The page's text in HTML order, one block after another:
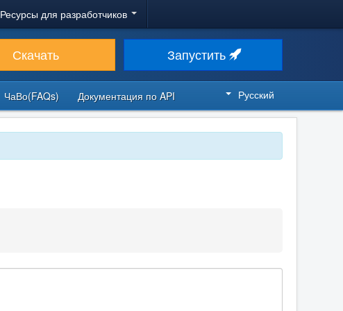
Ресурсы для разработчиков
Скачать Запустить
ЧаВо(FAQs) Документация по API Русский